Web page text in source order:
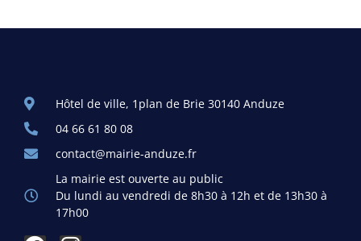
Hôtel de ville, 1plan de Brie 30140 Anduze
04 66 61 80 08
contact@mairie-anduze.fr
La mairie est ouverte au public
Du lundi au vendredi de 8h30 à 12h et de 13h30 à
17h00